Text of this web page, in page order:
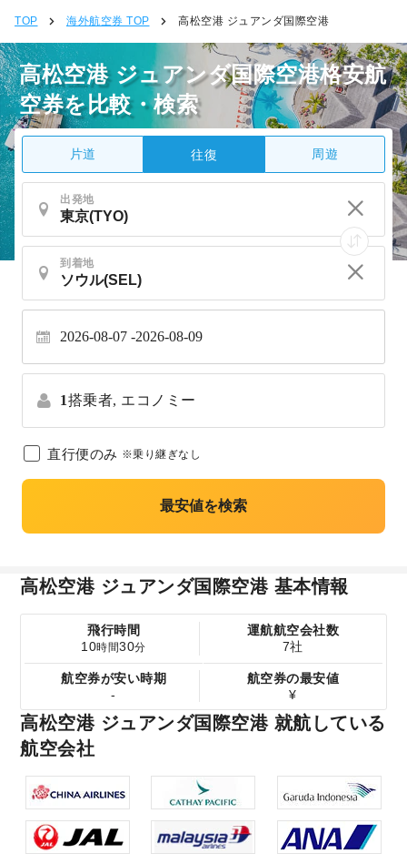
TOP 海外航空券 TOP 高松空港 ジュアンダ国際空港
高松空港 ジュアンダ国際空港格安航
空券を比較・検索
片道 往復 周遊
出発地
到着地
2026-08-07 2026-08-09
1搭乗者, エコノミー
直行便のみ ※乗り継ぎなし
最安値を検索
高松空港 ジュアンダ国際空港 基本情報
飛行時間
10時間30分
運航航空会社数
7社
航空券が安い時期
-
航空券の最安値
¥
高松空港 ジュアンダ国際空港 就航している
航空会社